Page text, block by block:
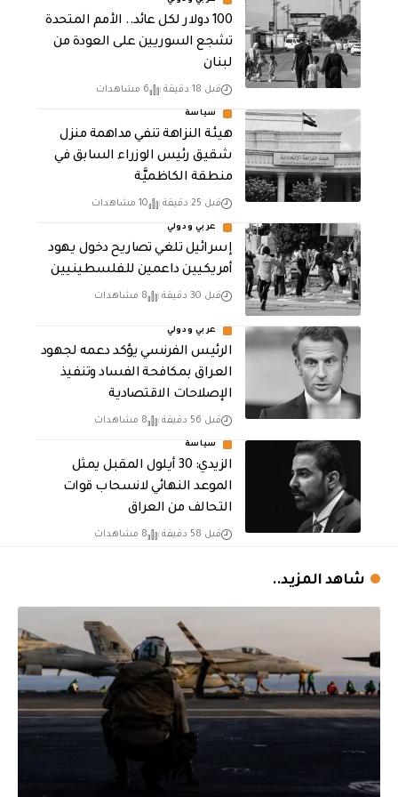
100 دولار لكل عائد.. الأمم المتحدة
تشجع السوريين على العودة من
لبنان
قبل 18 دقيقة 6 مشاهدات
سياسة
هيئة النزاهة تنفي مداهمة منزل
شقيق رئيس الوزراء السابق في
منطقة الكاظميَّة
قبل 25 دقيقة 10 مشاهدات
عربي ودولي
إسرائيل تلغي تصاريح دخول يهود
أمريكيين داعمين للفلسطينيين
قبل 30 دقيقة 8 مشاهدات
عربي ودولي
الرئيس الفرنسي يؤكد دعمه لجهود
العراق بمكافحة الفساد وتنفيذ
الإصلاحات الاقتصادية
قبل 56 دقيقة 8 مشاهدات
سياسة
الزيدي: 30 أيلول المقبل يمثل
الموعد النهائي لانسحاب قوات
التحالف من العراق
قبل 58 دقيقة 8 مشاهدات
شاهد المزيد..